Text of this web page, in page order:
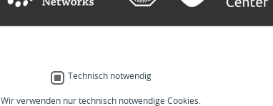
Gebärdensprache
Technisch notwendig
Wir verwenden nur technisch notwendige Cookies.